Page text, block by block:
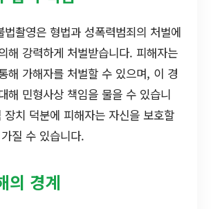
법촬영은 형법과 성폭력범죄의 처벌에
해 강력하게 처벌받습니다. 피해자는
해 가해자를 처벌할 수 있으며, 이 경
해 민형사상 책임을 물을 수 있습니
치 덕분에 피해자는 자신을 보호할
질 수 있습니다.
의 경계